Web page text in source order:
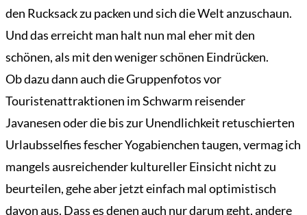
den Rucksack zu packen und sich die Welt anzuschaun.
Und das erreicht man halt nun mal eher mit den
schönen, als mit den weniger schönen Eindrücken.
Ob dazu dann auch die Gruppenfotos vor
Touristenattraktionen im Schwarm reisender
Javanesen oder die bis zur Unendlichkeit retuschierten
Urlaubsselfies fescher Yogabienchen taugen, vermag ich
mangels ausreichender kultureller Einsicht nicht zu
beurteilen, gehe aber jetzt einfach mal optimistisch
davon aus. Dass es denen auch nur darum geht, andere